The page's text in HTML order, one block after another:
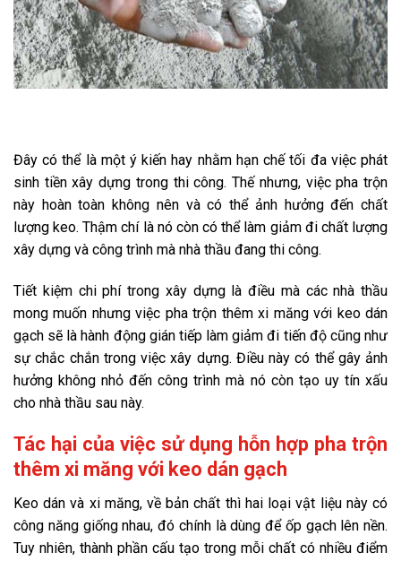
Đây có thể là một ý kiến hay nhằm hạn chế tối đa việc phát
sinh tiền xây dựng trong thi công. Thế nhưng, việc pha trộn
này hoàn toàn không nên và có thể ảnh hưởng đến chất
lượng keo. Thậm chí là nó còn có thể làm giảm đi chất lượng
xây dựng và công trình mà nhà thầu đang thi công.
Tiết kiệm chi phí trong xây dựng là điều mà các nhà thầu
mong muốn nhưng việc pha trộn thêm xi măng với keo dán
gạch sẽ là hành động gián tiếp làm giảm đi tiến độ cũng như
sự chắc chắn trong việc xây dựng. Điều này có thể gây ảnh
hưởng không nhỏ đến công trình mà nó còn tạo uy tín xấu
cho nhà thầu sau này.
Tác hại của việc sử dụng hỗn hợp pha trộn
thêm xi măng với keo dán gạch
Keo dán và xi măng, về bản chất thì hai loại vật liệu này có
công năng giống nhau, đó chính là dùng để ốp gạch lên nền.
Tuy nhiên, thành phần cấu tạo trong mỗi chất có nhiều điểm